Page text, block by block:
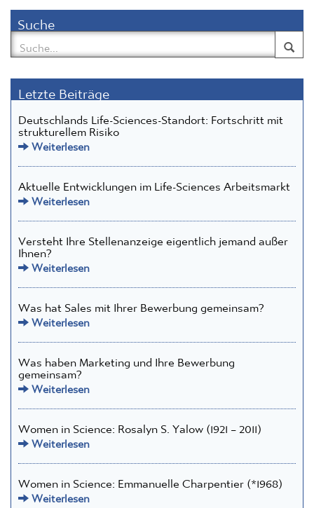
Suche
Letzte Beiträge
Deutschlands Life-Sciences-Standort: Fortschritt mit
strukturellem Risiko
Weiterlesen
Aktuelle Entwicklungen im Life-Sciences Arbeitsmarkt
Weiterlesen
Versteht Ihre Stellenanzeige eigentlich jemand außer
Ihnen?
Weiterlesen
Was hat Sales mit Ihrer Bewerbung gemeinsam?
Weiterlesen
Was haben Marketing und Ihre Bewerbung
gemeinsam?
Weiterlesen
Women in Science: Rosalyn S. Yalow (1921 – 2011)
Weiterlesen
Women in Science: Emmanuelle Charpentier (*1968)
Weiterlesen